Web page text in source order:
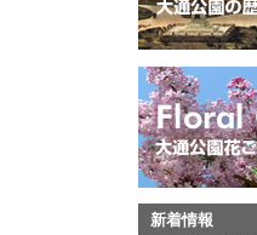
新着情報